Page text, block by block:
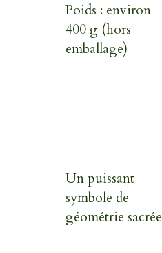
Poids : environ
400 g (hors
emballage)
Un puissant
symbole de
géométrie sacrée